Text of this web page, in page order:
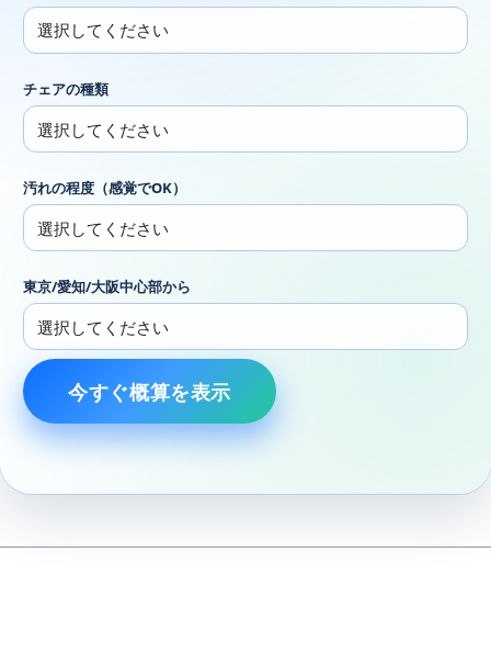
チェアの種類
汚れの程度（感覚でOK）
東京/愛知/大阪中心部から
今すぐ概算を表示